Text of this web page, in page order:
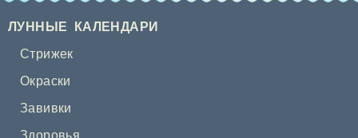
ЛУННЫЕ КАЛЕНДАРИ
Стрижек
Окраски
Завивки